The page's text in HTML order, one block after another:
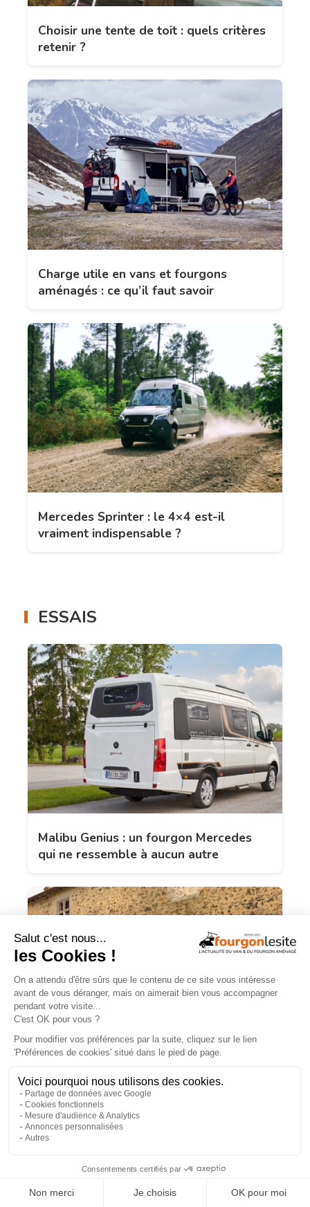
Choisir une tente de toit : quels critères
retenir ?
Charge utile en vans et fourgons
aménagés : ce qu’il faut savoir
Mercedes Sprinter : le 4×4 est-il
vraiment indispensable ?
ESSAIS
Malibu Genius : un fourgon Mercedes
qui ne ressemble à aucun autre
JOA by Pilote soigne les apparences et
notre budget